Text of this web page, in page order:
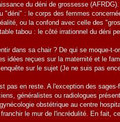
du déni de grossesse
"déni" : le corps des femmes
ou la confond avec celle des
tabou : le côté irrationnel du déni
dans sa chair ? De qui se moque-
idées reçues sur la maternité et le
sur le sujet (Je ne suis pas
pas en reste. A l'exception des
généralistes ou radiologues
obstétrique au centre
le mur de l'incrédulité. En fait,